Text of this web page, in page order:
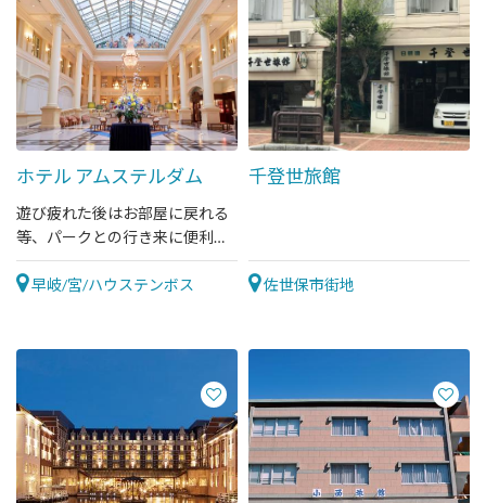
ホテル アムステルダム
遊び疲れた後はお部屋に戻れる
等、パークとの行き来に便利な
パーク内唯一のホテル。
早岐/宮/ハウステンボス
千登世旅館
佐世保市街地